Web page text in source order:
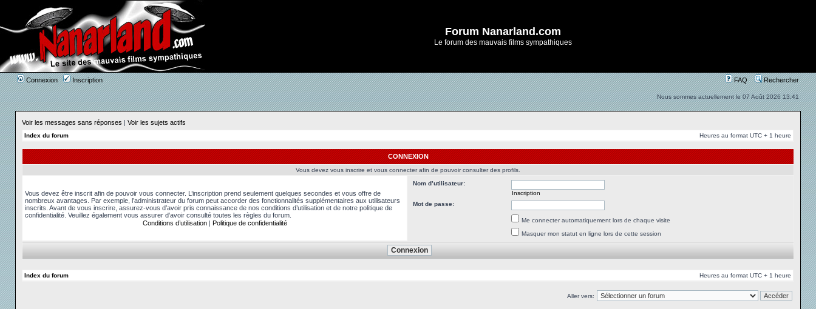
Forum Nanarland.com
Le forum des mauvais films sympathiques
Connexion Inscription FAQ Rechercher
Nous sommes actuellement le 07 Août 2026 13:41
Voir les messages sans réponses | Voir les sujets actifs
Index du forum Heures au format UTC + 1 heure
CONNEXION
Vous devez vous inscrire et vous connecter afin de pouvoir consulter des profils.
Vous devez être inscrit afin de pouvoir vous connecter. L’inscription prend seulement quelques secondes et vous offre de
nombreux avantages. Par exemple, l’administrateur du forum peut accorder des fonctionnalités supplémentaires aux utilisateurs
inscrits. Avant de vous inscrire, assurez-vous d’avoir pris connaissance de nos conditions d’utilisation et de notre politique de
confidentialité. Veuillez également vous assurer d’avoir consulté toutes les règles du forum.
Conditions d’utilisation| Politique de confidentialité
Nom d’utilisateur:
Inscription
Mot de passe:
Me connecter automatiquement lors de chaque visite
Masquer mon statut en ligne lors de cette session
Index du forum Heures au format UTC + 1 heure
Aller vers: